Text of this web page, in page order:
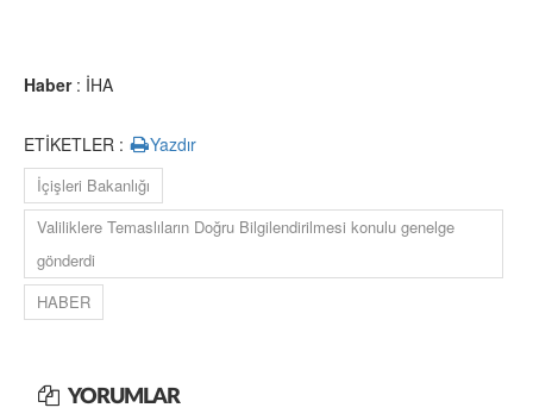
Haber: İHA
ETİKETLER : Yazdır
İçişleri Bakanlığı
Valiliklere Temaslıların Doğru Bilgilendirilmesi konulu genelge
gönderdi
HABER
YORUMLAR